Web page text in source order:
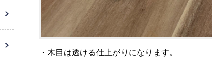
・木目は透ける仕上がりになります。